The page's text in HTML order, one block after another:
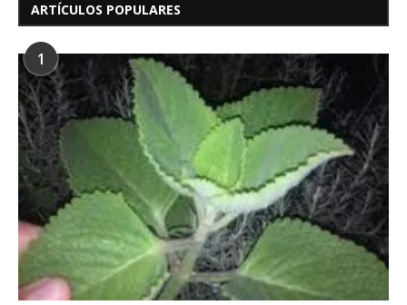
ARTÍCULOS POPULARES
1